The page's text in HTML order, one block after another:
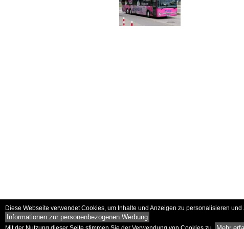
Diese Webseite verwendet Cookies, um Inhalte und Anzeigen zu personalisieren
Informationen zur personenbezogenen Werbung